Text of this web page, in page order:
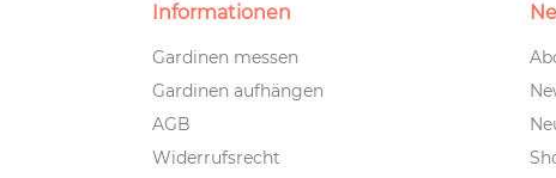
Informationen
Gardinen messen
Gardinen aufhängen
AGB
Widerrufsrecht